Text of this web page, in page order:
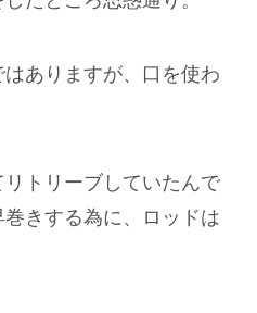
ありますが、口を使わ
トリーブしていたんで
きする為に、ロッドは